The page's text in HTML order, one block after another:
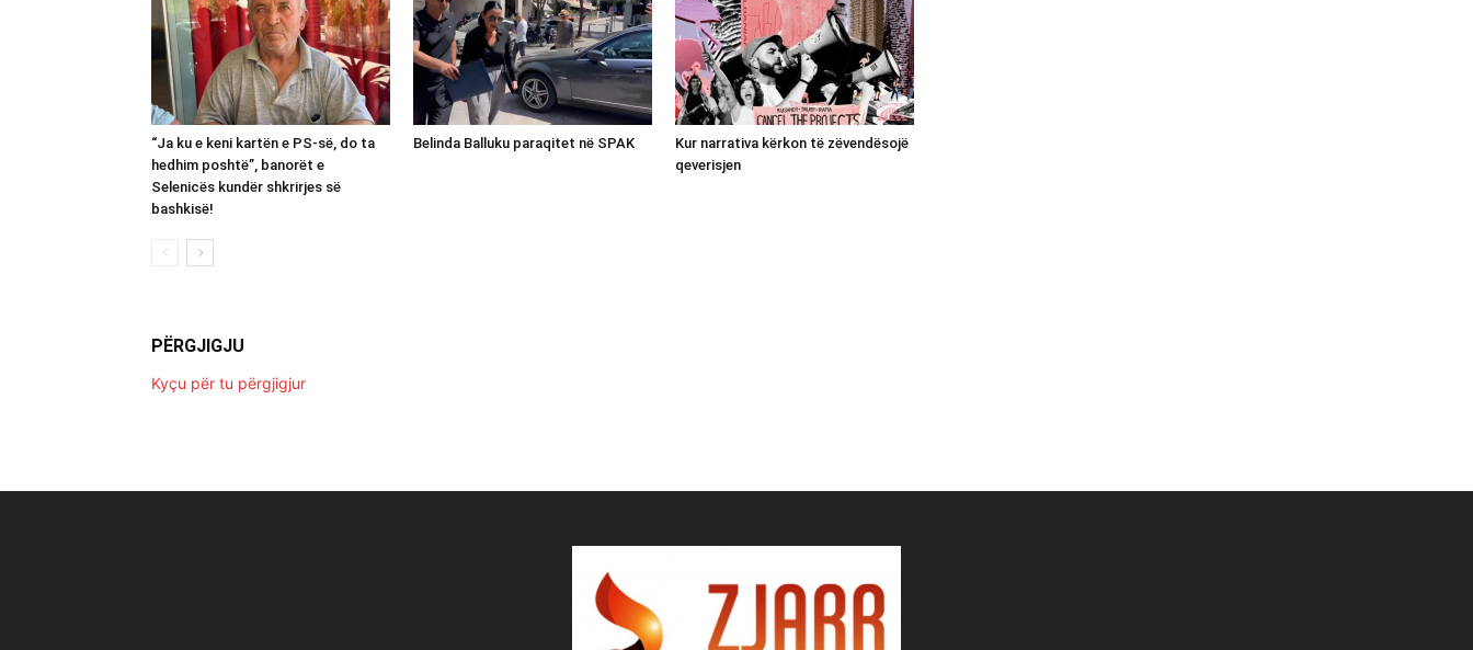
“Ja ku e keni kartën e PS-së, do ta
hedhim poshtë”, banorët e
Selenicës kundër shkrirjes së
bashkisë!
Belinda Balluku paraqitet në SPAK
Kur narrativa kërkon të zëvendësojë
qeverisjen
PËRGJIGJU
Kyçu për tu përgjigjur